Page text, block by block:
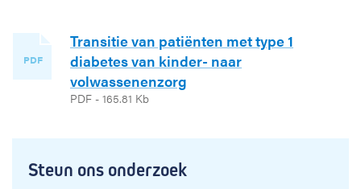
PDF
Transitie van patiënten met type 1
diabetes van kinder- naar
volwassenenzorg
PDF - 165.81 Kb
Steun ons onderzoek